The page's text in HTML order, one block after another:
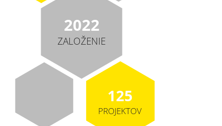
2022
ZALOŽENIE
125
PROJEKTOV